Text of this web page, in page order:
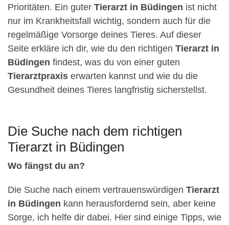
Prioritäten. Ein guter Tierarzt in Büdingen ist nicht
nur im Krankheitsfall wichtig, sondern auch für die
regelmäßige Vorsorge deines Tieres. Auf dieser
Seite erkläre ich dir, wie du den richtigen Tierarzt in
Büdingen findest, was du von einer guten
Tierarztpraxis erwarten kannst und wie du die
Gesundheit deines Tieres langfristig sicherstellst.
Die Suche nach dem richtigen
Tierarzt in Büdingen
Wo fängst du an?
Die Suche nach einem vertrauenswürdigen Tierarzt
in Büdingen kann herausfordernd sein, aber keine
Sorge, ich helfe dir dabei. Hier sind einige Tipps, wie